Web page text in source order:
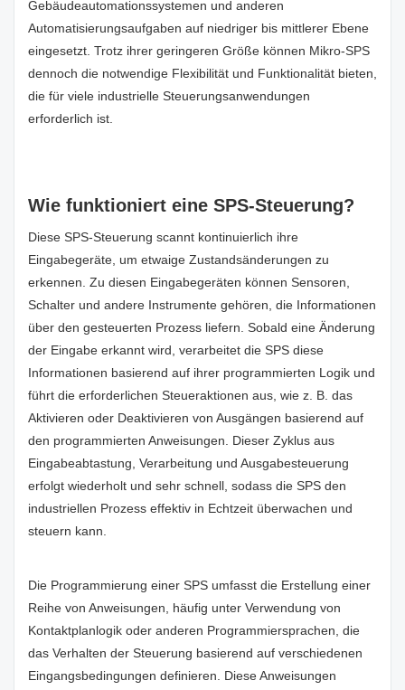
Gebäudeautomationssystemen und anderen
Automatisierungsaufgaben auf niedriger bis mittlerer Ebene
eingesetzt. Trotz ihrer geringeren Größe können Mikro-SPS
dennoch die notwendige Flexibilität und Funktionalität bieten,
die für viele industrielle Steuerungsanwendungen
erforderlich ist.
Wie funktioniert eine SPS-Steuerung?
Diese SPS-Steuerung scannt kontinuierlich ihre
Eingabegeräte, um etwaige Zustandsänderungen zu
erkennen. Zu diesen Eingabegeräten können Sensoren,
Schalter und andere Instrumente gehören, die Informationen
über den gesteuerten Prozess liefern. Sobald eine Änderung
der Eingabe erkannt wird, verarbeitet die SPS diese
Informationen basierend auf ihrer programmierten Logik und
führt die erforderlichen Steueraktionen aus, wie z. B. das
Aktivieren oder Deaktivieren von Ausgängen basierend auf
den programmierten Anweisungen. Dieser Zyklus aus
Eingabeabtastung, Verarbeitung und Ausgabesteuerung
erfolgt wiederholt und sehr schnell, sodass die SPS den
industriellen Prozess effektiv in Echtzeit überwachen und
steuern kann.
Die Programmierung einer SPS umfasst die Erstellung einer
Reihe von Anweisungen, häufig unter Verwendung von
Kontaktplanlogik oder anderen Programmiersprachen, die
das Verhalten der Steuerung basierend auf verschiedenen
Eingangsbedingungen definieren. Diese Anweisungen